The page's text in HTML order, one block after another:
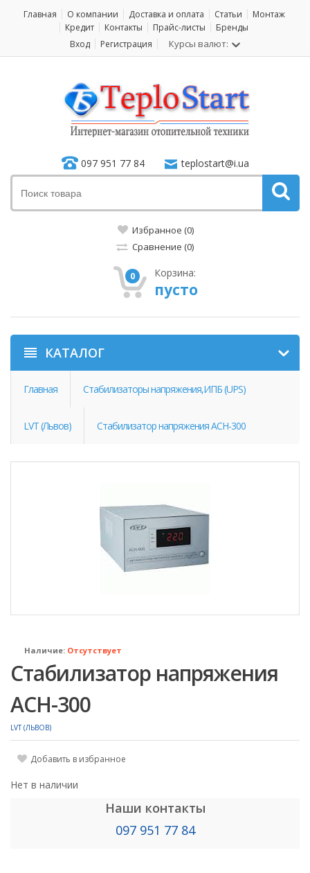
Главная О компании Доставка и оплата Статьи
Монтаж
Кредит
Контакты Прайс-листы
Бренды
Вход
Регистрация Курсы валют:
097 951 77 84 teplostart@i.ua
Избранное (0)
Сравнение (0)
0 Корзина:
пусто
КАТАЛОГ
Главная Стабилизаторы напряжения,ИПБ (UPS)
LVT (Львов) Стабилизатор напряжения ACH-300
Наличие: Отсутствует
Стабилизатор напряжения
ACH-300
LVT (ЛЬВОВ)
Добавить в избранное
Нет в наличии
Наши контакты
097 951 77 84